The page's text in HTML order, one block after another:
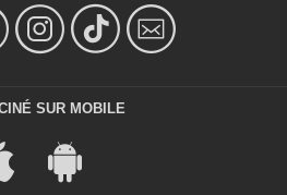
SUR MOBILE